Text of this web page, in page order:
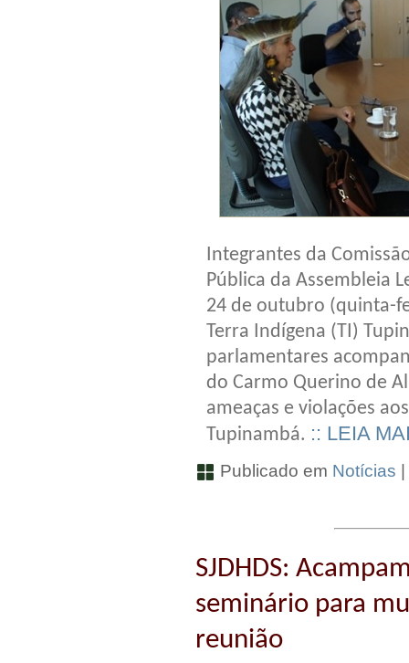
Integrantes da
Pública da Assembleia
24 de outubro (quinta-
Terra Indígena (TI)
parlamentares
do Carmo Querino de
ameaças e violações
Tupinambá. :: LEIA
Publicado em Notícias
SJDHDS:
seminário para
reunião